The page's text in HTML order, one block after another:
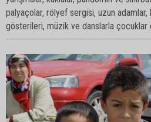
palyaçolar, rölyef sergisi, uzun
gösterileri, müzik ve danslarla çocuklar